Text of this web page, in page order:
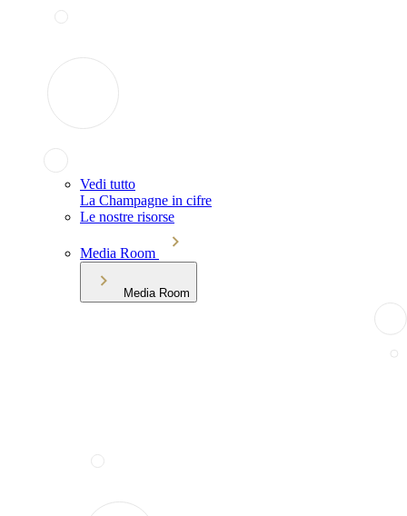
Vedi tutto
La Champagne in cifre
Le nostre risorse
Media Room
Media Room